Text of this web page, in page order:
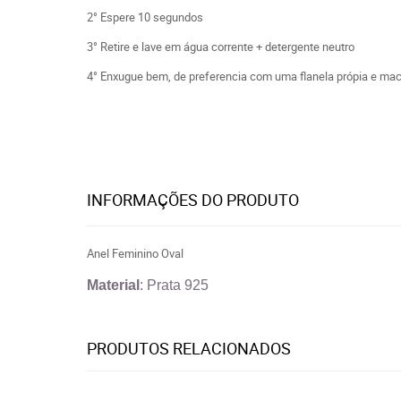
2° Espere 10 segundos
3° Retire e lave em água corrente + detergente neutro
4° Enxugue bem, de preferencia com uma flanela própia e
INFORMAÇÕES DO PRODUTO
Anel Feminino Oval
Material : Prata 925
PRODUTOS RELACIONADOS